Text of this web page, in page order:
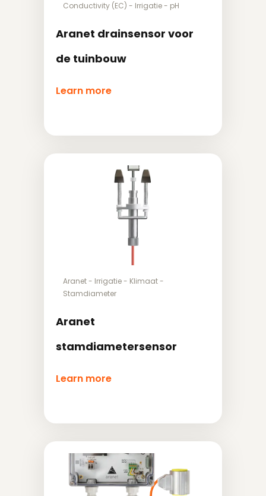
Conductivity (EC) - Irrigatie- pH
Aranet drainsensor voor
de tuinbouw
Learn more
Aranet- Irrigatie- Klimaat-
Stamdiameter
Aranet
stamdiametersensor
Learn more